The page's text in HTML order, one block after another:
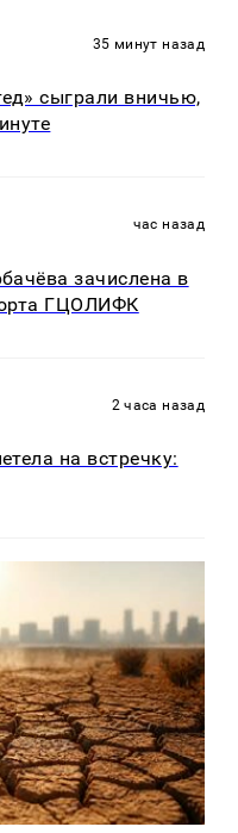
35 минут назад
сыграли вничью,
час назад
зачислена в
ГЦОЛИФК
2 часа назад
на встречку: